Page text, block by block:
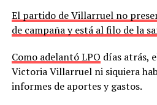
El partido de Villarruel no
de campaña y está al filo de la
Como adelantó LPO días atrás,
Victoria Villarruel ni siquiera
informes de aportes y gastos.